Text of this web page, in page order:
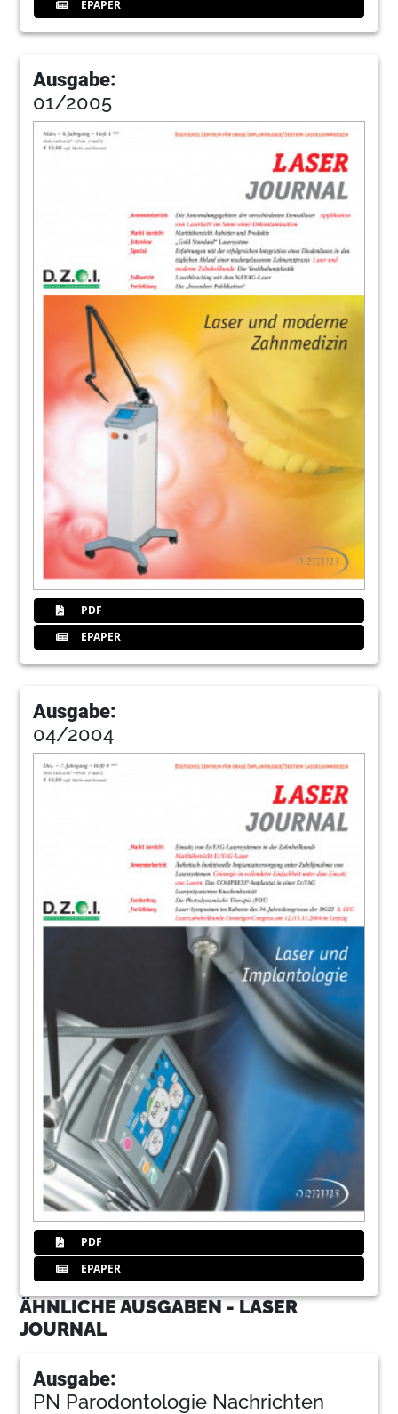
EPAPER
Ausgabe:
01/2005
PDF
EPAPER
Ausgabe:
04/2004
PDF
EPAPER
ÄHNLICHE AUSGABEN - LASER
JOURNAL
Ausgabe:
PN Parodontologie Nachrichten